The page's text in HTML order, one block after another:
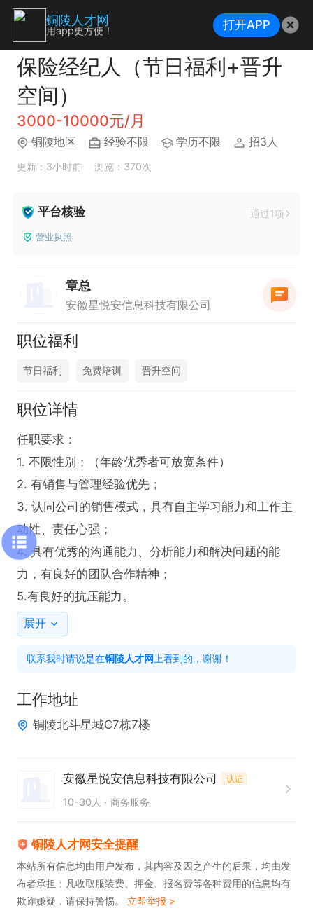
保险经纪人（节日福利+晋升
空间）
3000-10000元/月
铜陵地区 经验不限 学历不限 招3人
更新：3小时前 浏览：370次
平台核验 通过1项
营业执照
章总
安徽星悦安信息科技有限公司
职位福利
节日福利 免费培训 晋升空间
职位详情
任职要求：
1. 不限性别；（年龄优秀者可放宽条件）
2. 有销售与管理经验优先；
3. 认同公司的销售模式，具有自主学习能力和工作主
动性、责任心强；
4. 具有优秀的沟通能力、分析能力和解决问题的能
力，有良好的团队合作精神；
5.有良好的抗压能力。
展开
联系我时请说是在铜陵人才网 上看到的，谢谢！
工作地址
铜陵北斗星城C7栋7楼
安徽星悦安信息科技有限公司 认证
10-30人 商务服务
铜陵人才网安全提醒
本站所有信息均由用户发布，其内容及因之产生的后果，均由发
布者承担；凡收取服装费、押金、报名费等各种费用的信息均有
欺诈嫌疑，请保持警惕。 立即举报 >
铜陵人才网
用app更方便！ 打开APP